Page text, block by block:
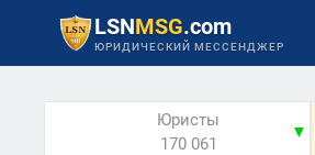
LSNMSG.com
ЮРИДИЧЕСКИЙ МЕССЕНДЖЕР
Юристы
170 061
▼